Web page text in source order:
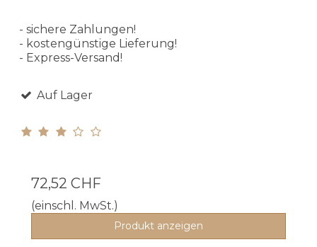
- sichere Zahlungen!
- kostengünstige Lieferung!
- Express-Versand!
Auf Lager
72,52 CHF
(einschl. MwSt.)
Produkt anzeigen